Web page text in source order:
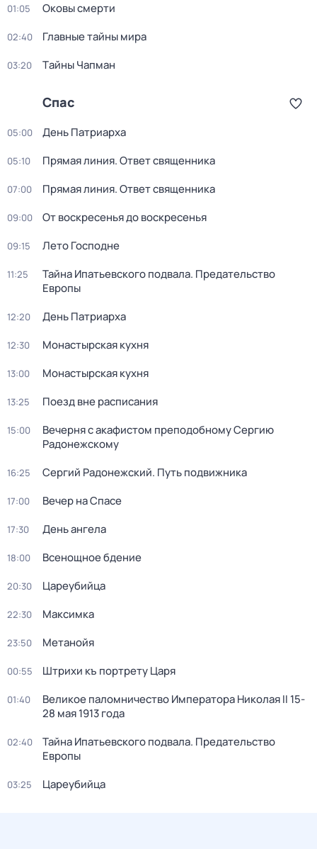
01:05 Оковы смерти
02:40 Главные тайны мира
03:20 Тaйны Чапман
Спас
05:00 Дeнь Патриаpха
05:10 Прямая линия. Ответ священника
07:00 Прямая линия. Ответ священника
09:00 От воскресенья до воскресенья
09:15 Лето Господне
11:25
Тайна Ипатьевского подвала. Предательство
Европы
12:20 Дeнь Патриаpха
12:30 Монастырская кухня
13:00 Монастырская кухня
13:25 Поезд вне расписания
15:00
Вечерня с акафистом преподобному Сергию
Радонежскому
16:25 Сергий Радонежский. Путь подвижника
17:00 Вечер на Спасе
17:30 День ангела
18:00 Всенощное бдение
20:30 Цареубийца
22:30 Максимка
23:50 Метанойя
00:55 Штрихи къ портрету Царя
01:40
Великое паломничество Императора Николая II 15-
28 мая 1913 года
02:40
Тайна Ипатьевского подвала. Предательство
Европы
03:25 Цареубийца